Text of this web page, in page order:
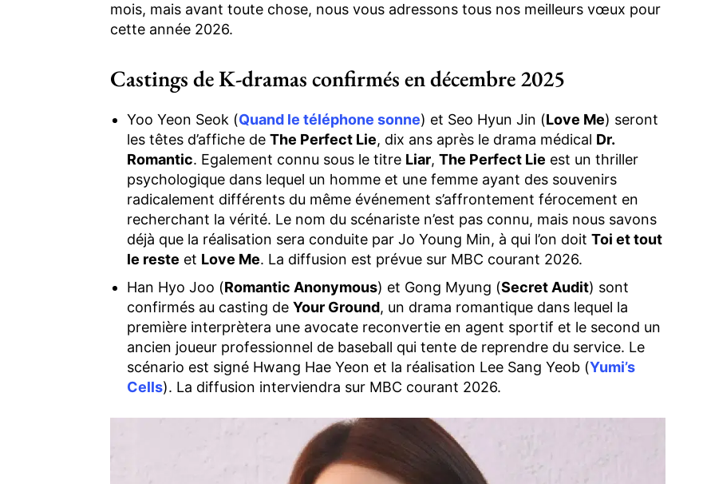
mois, mais avant toute chose, nous vous adressons tous nos meilleurs vœux pour
cette année 2026.
Castings de K-dramas confirmés en décembre 2025
Yoo Yeon Seok (Quand le téléphone sonne) et Seo Hyun Jin (Love Me) seront
les têtes d’affiche de The Perfect Lie, dix ans après le drama médical Dr.
Romantic. Egalement connu sous le titre Liar, The Perfect Lie est un thriller
psychologique dans lequel un homme et une femme ayant des souvenirs
radicalement différents du même événement s’affrontement férocement en
recherchant la vérité. Le nom du scénariste n’est pas connu, mais nous savons
déjà que la réalisation sera conduite par Jo Young Min, à qui l’on doit Toi et tout
le reste et Love Me. La diffusion est prévue sur MBC courant 2026.
Han Hyo Joo (Romantic Anonymous) et Gong Myung (Secret Audit) sont
confirmés au casting de Your Ground, un drama romantique dans lequel la
première interprètera une avocate reconvertie en agent sportif et le second un
ancien joueur professionnel de baseball qui tente de reprendre du service. Le
scénario est signé Hwang Hae Yeon et la réalisation Lee Sang Yeob (Yumi’s
Cells). La diffusion interviendra sur MBC courant 2026.